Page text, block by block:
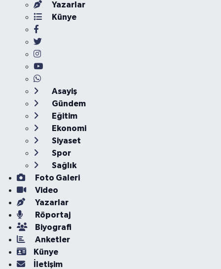
Yazarlar
Künye
Asayiş
Gündem
Eğitim
Ekonomi
Siyaset
Spor
Sağlık
Foto Galeri
Video
Yazarlar
Röportaj
Biyografi
Anketler
Künye
İletişim